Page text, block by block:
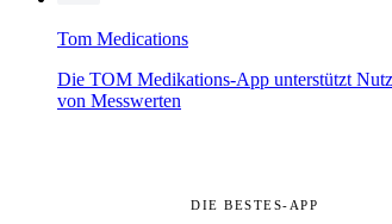
Tom Medications
Die TOM Medikations-App unterstützt
von Messwerten
DIE BESTES-APP